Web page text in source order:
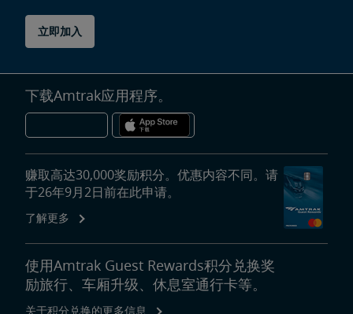
立即加入
下载Amtrak应用程序。
赚取高达30,000奖励积分。优惠内容不同。请
于26年9月2日前在此申请。
了解更多
使用Amtrak Guest Rewards积分兑换奖
励旅行、车厢升级、休息室通行卡等。
关于积分兑换的更多信息